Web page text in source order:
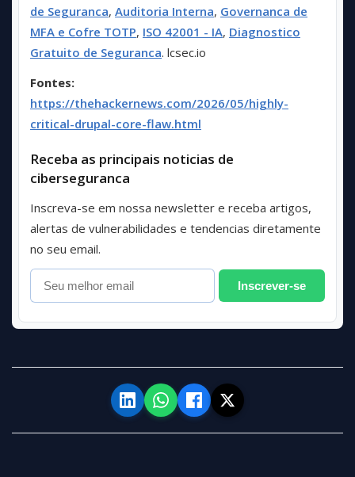
de Seguranca, Auditoria Interna, Governanca de
MFA e Cofre TOTP, ISO 42001 - IA, Diagnostico
Gratuito de Seguranca. lcsec.io
Fontes:
https://thehackernews.com/2026/05/highly-
critical-drupal-core-flaw.html
Receba as principais noticias de
ciberseguranca
Inscreva-se em nossa newsletter e receba artigos,
alertas de vulnerabilidades e tendencias diretamente
no seu email.
Inscrever-se